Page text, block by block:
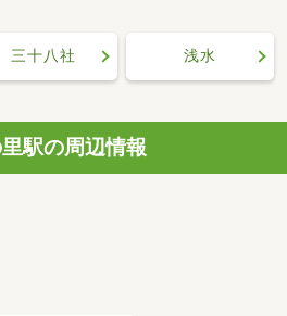
三十八社 浅水
駅の周辺情報